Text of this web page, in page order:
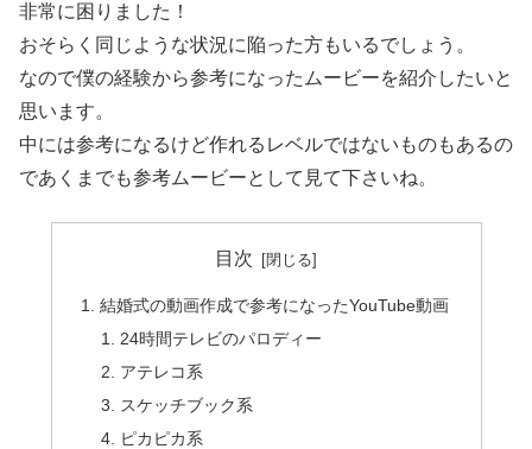
非常に困りました！
おそらく同じような状況に陥った方もいるでしょう。
なので僕の経験から参考になったムービーを紹介したいと
思います。
中には参考になるけど作れるレベルではないものもあるの
であくまでも参考ムービーとして見て下さいね。
目次
結婚式の動画作成で参考になったYouTube動画
24時間テレビのパロディー
アテレコ系
スケッチブック系
ピカピカ系